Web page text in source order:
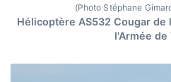
(Photo Stéphane
Hélicoptère AS532 Cougar de
l'Armée de